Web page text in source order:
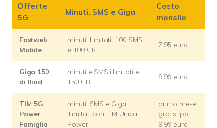
Offerte
5G
Minuti, SMS e Giga
Costo
mensile
Fastweb
Mobile
minuti illimitati, 100 SMS
e 100 GB
7,95 euro
Giga 150
di Iliad
minuti e SMS illimitati e
150 GB
9,99 euro
TIM 5G
Power
Famiglia
minuti, SMS e Giga
illimitati con TIM Unica
Power
primo mese
gratis, poi
9,99 euro